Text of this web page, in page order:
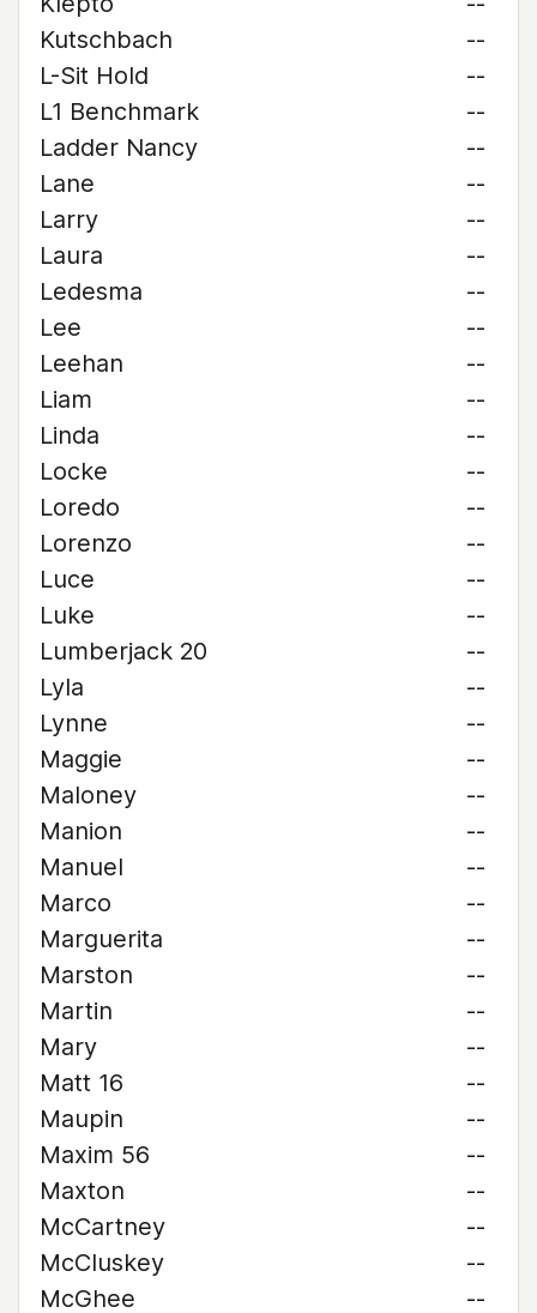
Kutschbach
--
L-Sit Hold
--
L1 Benchmark
--
Ladder Nancy
--
Lane
--
Larry
--
Laura
--
Ledesma
--
Lee
--
Leehan
--
Liam
--
Linda
--
Locke
--
Loredo
--
Lorenzo
--
Luce
--
Luke
--
Lumberjack 20
--
Lyla
--
Lynne
--
Maggie
--
Maloney
--
Manion
--
Manuel
--
Marco
--
Marguerita
--
Marston
--
Martin
--
Mary
--
Matt 16
--
Maupin
--
Maxim 56
--
Maxton
--
McCartney
--
McCluskey
--
McGhee
--